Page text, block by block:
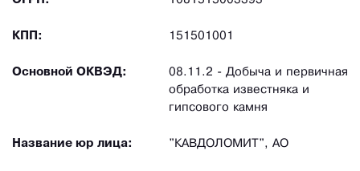
КПП: 151501001
Основной ОКВЭД:
08.11.2 - Добыча и первичная
обработка известняка и
гипсового камня
Название юр лица: "КАВДОЛОМИТ", АО